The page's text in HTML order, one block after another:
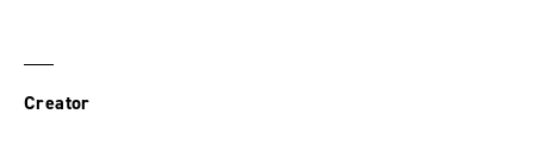
Creator